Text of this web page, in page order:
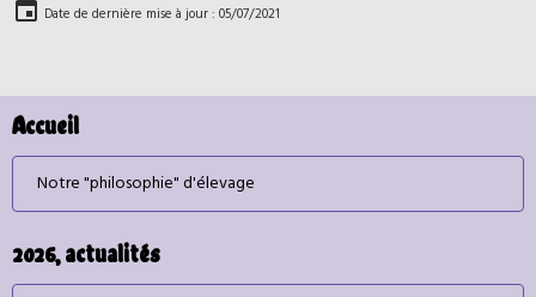
Date de dernière mise à jour : 05/07/2021
Accueil
Notre "philosophie" d'élevage
2026, actualités